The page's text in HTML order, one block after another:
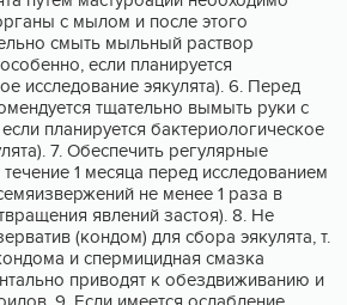
с мылом и после этого
смыть мыльный раствор
если планируется
исследование эякулята). 6. Перед
тщательно вымыть руки с
планируется бактериологическое
7. Обеспечить регулярные
1 месяца перед исследованием
не менее 1 раза в
явлений застоя). 8. Не
(кондом) для сбора эякулята, т.
и спермицидная смазка
приводят к обездвиживанию и